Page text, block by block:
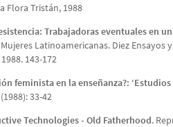
Flora Tristán, 1988
Trabajadoras eventuales en
Mujeres Latinoamericanas. Diez
143-172
feminista en la enseñanza?:
33-42
Technologies - Old Fatherhood.